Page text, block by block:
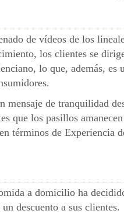
de vídeos de los
los clientes se
lo que, además,
mensaje de tranquilidad
que los pasillos
términos de Experiencia
a domicilio ha
descuento a sus clientes.